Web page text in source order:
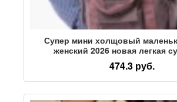
Супер мини холщовый
женский 2026 новая легкая
мобильного телефона для
путешествий студенческий
тренд
474.3 руб.